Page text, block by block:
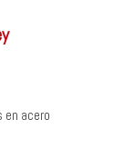
en acero